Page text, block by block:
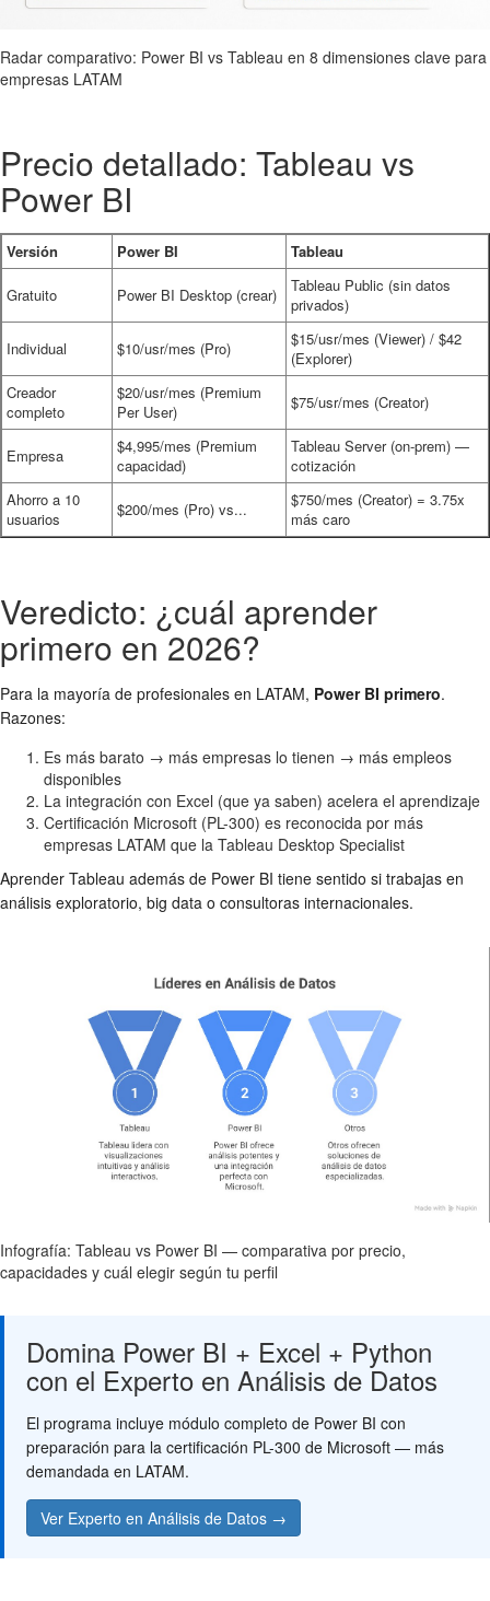
Radar comparativo: Power BI vs Tableau en 8 dimensiones clave para
empresas LATAM
Precio detallado: Tableau vs
Power BI
Versión Power BI Tableau
Gratuito Power BI Desktop (crear)
Tableau Public (sin datos
privados)
Individual $10/usr/mes (Pro)
$15/usr/mes (Viewer) / $42
(Explorer)
Creador
completo
$20/usr/mes (Premium
Per User)
$75/usr/mes (Creator)
Empresa
$4,995/mes (Premium
capacidad)
Tableau Server (on-prem) —
cotización
Ahorro a 10
usuarios
$200/mes (Pro) vs...
$750/mes (Creator) = 3.75x
más caro
Veredicto: ¿cuál aprender
primero en 2026?
Para la mayoría de profesionales en LATAM, Power BI primero.
Razones:
Es más barato → más empresas lo tienen → más empleos
disponibles
La integración con Excel (que ya saben) acelera el aprendizaje
Certificación Microsoft (PL-300) es reconocida por más
empresas LATAM que la Tableau Desktop Specialist
Aprender Tableau además de Power BI tiene sentido si trabajas en
análisis exploratorio, big data o consultoras internacionales.
Infografía: Tableau vs Power BI — comparativa por precio,
capacidades y cuál elegir según tu perfil
Domina Power BI + Excel + Python
con el Experto en Análisis de Datos
El programa incluye módulo completo de Power BI con
preparación para la certificación PL-300 de Microsoft — más
demandada en LATAM.
Ver Experto en Análisis de Datos →